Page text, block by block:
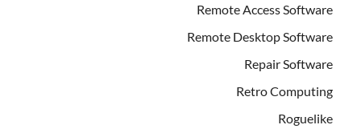
Remote Access Software
Remote Desktop Software
Repair Software
Retro Computing
Roguelike